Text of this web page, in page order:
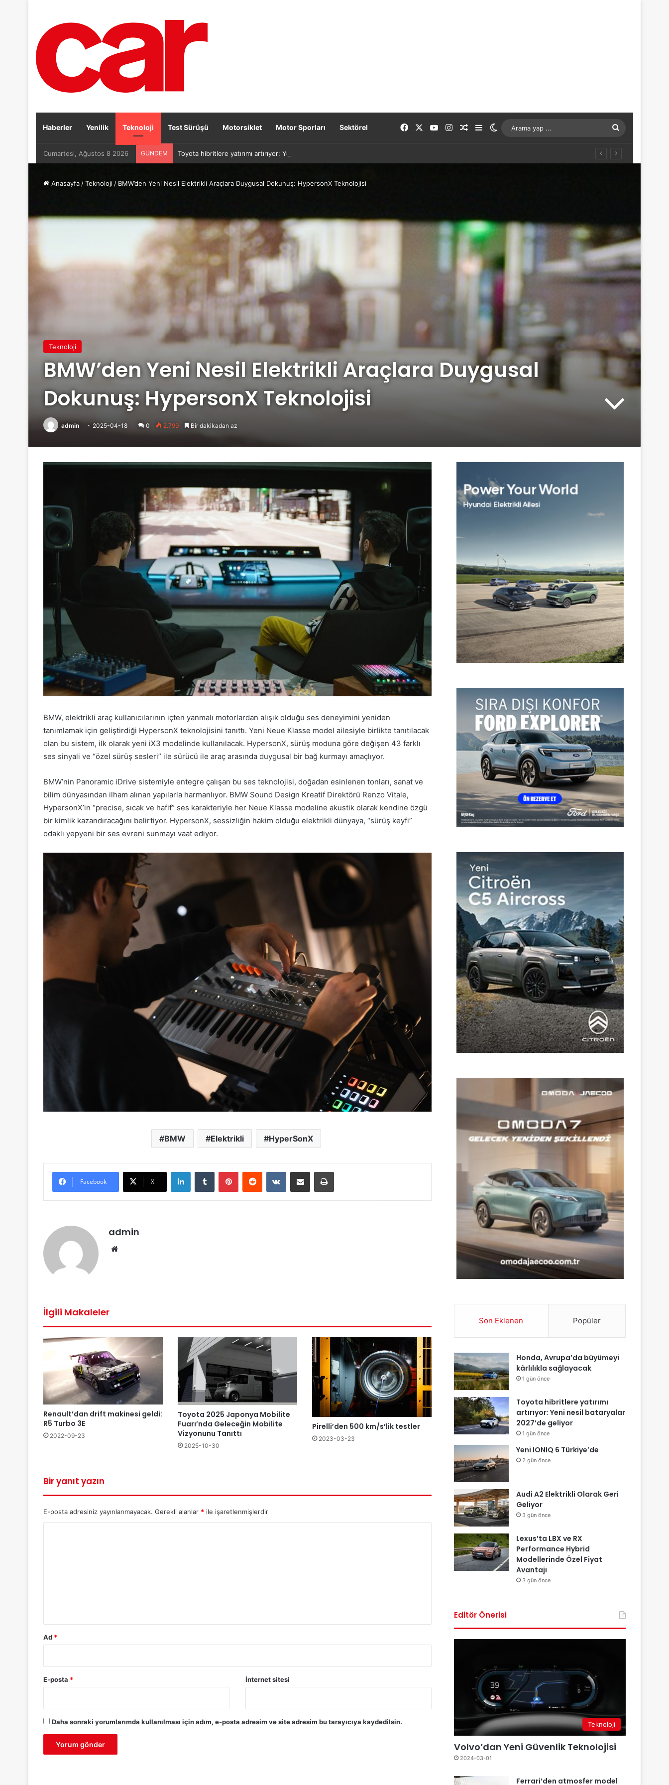
Haberler Yenilik Teknoloji Test Sürüşü Motorsiklet Motor Sporları Sektörel FacebookYouTubeInstagramRastgele Makale
Kenar Bölmesi
Dış görünümü değiştir
...
Cumartesi, Ağustos 8 2026 GÜNDEM Toyota hibritlere yatırımı artırıyor: Yeni nesil bataryalar 2027’de geliyor
Anasayfa /Teknoloji / BMW’den Yeni Nesil Elektrikli Araçlara Duygusal Dokunuş: HypersonX Teknolojisi
Teknoloji
BMW’den Yeni Nesil Elektrikli Araçlara Duygusal
Dokunuş: HypersonX Teknolojisi
admin 2025-04-18 0 2.799 Bir dakikadan az
BMW, elektrikli araç kullanıcılarının içten yanmalı motorlardan alışık olduğu ses deneyimini yeniden
tanımlamak için geliştirdiği HypersonX teknolojisini tanıttı. Yeni Neue Klasse model ailesiyle birlikte tanıtılacak
olan bu sistem, ilk olarak yeni iX3 modelinde kullanılacak. HypersonX, sürüş moduna göre değişen 43 farklı
ses sinyali ve “özel sürüş sesleri” ile sürücü ile araç arasında duygusal bir bağ kurmayı amaçlıyor.
BMW’nin Panoramic iDrive sistemiyle entegre çalışan bu ses teknolojisi, doğadan esinlenen tonları, sanat ve
bilim dünyasından ilham alınan yapılarla harmanlıyor. BMW Sound Design Kreatif Direktörü Renzo Vitale,
HypersonX’in “precise, sıcak ve hafif” ses karakteriyle her Neue Klasse modeline akustik olarak kendine özgü
bir kimlik kazandıracağını belirtiyor. HypersonX, sessizliğin hakim olduğu elektrikli dünyaya, “sürüş keyfi”
odaklı yepyeni bir ses evreni sunmayı vaat ediyor.
BMW Elektrikli HyperSonX
Facebook X
LinkedInTumblr PinterestReddit VKontakteE-Posta ile paylaş Yazdır
admin
İlgili Makaleler
Renault’dan drift makinesi geldi:
R5 Turbo 3E
2022-09-23
Toyota 2025 Japonya Mobilite
Fuarı’nda Geleceğin Mobilite
Vizyonunu Tanıttı
2025-10-30
Pirelli’den 500 km/s’lik testler
2023-03-23
Bir yanıt yazın
E-posta adresiniz yayınlanmayacak. Gerekli alanlar * ile işaretlenmişlerdir
Ad *
E-posta * İnternet sitesi
Daha sonraki yorumlarımda kullanılması için adım, e-posta adresim ve site adresim bu tarayıcıya kaydedilsin.
Son Eklenen Popüler
Honda, Avrupa’da büyümeyi
kârlılıkla sağlayacak
1 gün önce
Toyota hibritlere yatırımı
artırıyor: Yeni nesil bataryalar
2027’de geliyor
1 gün önce
Yeni IONIQ 6 Türkiye’de
2 gün önce
Audi A2 Elektrikli Olarak Geri
Geliyor
3 gün önce
Lexus’ta LBX ve RX
Performance Hybrid
Modellerinde Özel Fiyat
Avantajı
3 gün önce
Editör Önerisi
Teknoloji
Volvo’dan Yeni Güvenlik Teknolojisi
2024-03-01
Ferrari’den atmosfer model